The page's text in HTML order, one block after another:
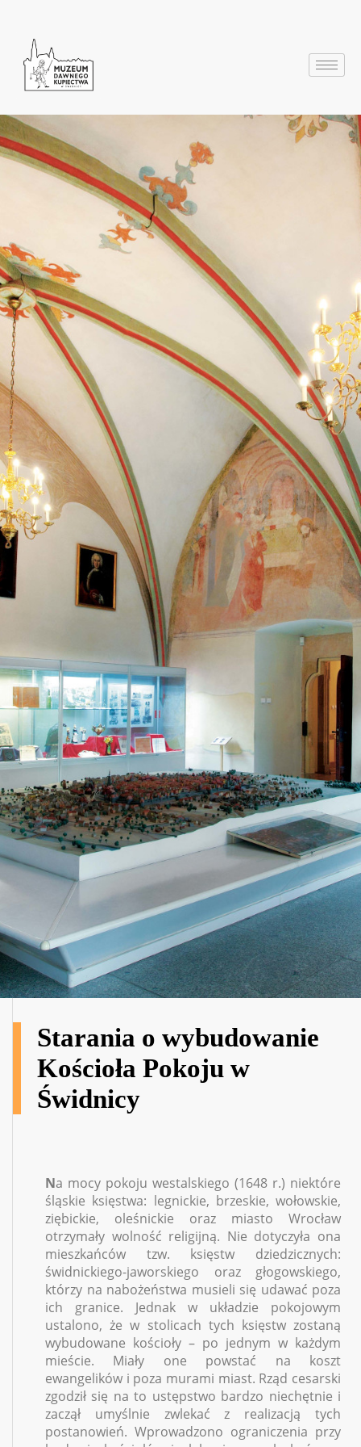
Starania o wybudowanie
Kościoła Pokoju w
Świdnicy
Na mocy pokoju westalskiego (1648 r.) niektóre
śląskie księstwa: legnickie, brzeskie, wołowskie,
ziębickie, oleśnickie oraz miasto Wrocław
otrzymały wolność religijną. Nie dotyczyła ona
mieszkańców tzw. księstw dziedzicznych:
świdnickiego-jaworskiego oraz głogowskiego,
którzy na nabożeństwa musieli się udawać poza
ich granice. Jednak w układzie pokojowym
ustalono, że w stolicach tych księstw zostaną
wybudowane kościoły – po jednym w każdym
mieście. Miały one powstać na koszt
ewangelików i poza murami miast. Rząd cesarski
zgodził się na to ustępstwo bardzo niechętnie i
zaczął umyślnie zwlekać z realizacją tych
postanowień. Wprowadzono ograniczenia przy